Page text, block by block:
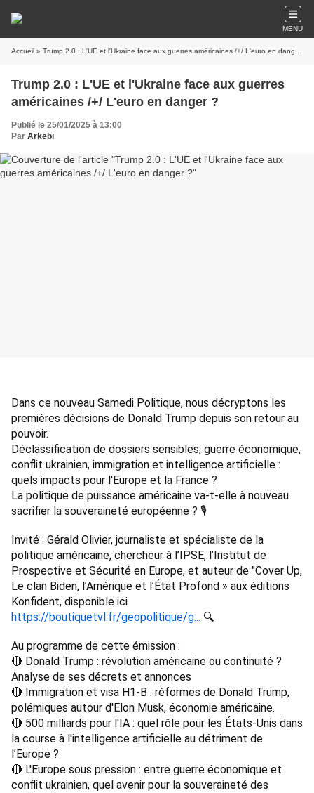
MENU
Accueil » Trump 2.0 : L'UE et l'Ukraine face aux guerres américaines /+/ L'euro en danger ?
Trump 2.0 : L'UE et l'Ukraine face aux guerres
américaines /+/ L'euro en danger ?
Publié le 25/01/2025 à 13:00
Par Arkebi
Dans ce nouveau Samedi Politique, nous décryptons les
premières décisions de Donald Trump depuis son retour au
pouvoir.
Déclassification de dossiers sensibles, guerre économique,
conflit ukrainien, immigration et intelligence artificielle :
quels impacts pour l'Europe et la France ?
La politique de puissance américaine va-t-elle à nouveau
sacrifier la souveraineté européenne ? 🎙️
Invité : Gérald Olivier, journaliste et spécialiste de la
politique américaine, chercheur à l’IPSE, l’Institut de
Prospective et Sécurité en Europe, et auteur de "Cover Up,
Le clan Biden, l’Amérique et l’État Profond » aux éditions
https://boutiquetvl.fr/geopolitique/g... 🔍
Au programme de cette émission :
🔴 Donald Trump : révolution américaine ou continuité ?
Analyse de ses décrets et annonces
🔴 Immigration et visa H1-B : réformes de Donald Trump,
polémiques autour d'Elon Musk, économie américaine.
🔴 500 milliards pour l'IA : quel rôle pour les États-Unis dans
la course à l'intelligence artificielle au détriment de
l’Europe ?
🔴 L'Europe sous pression : entre guerre économique et
conflit ukrainien, quel avenir pour la souveraineté des